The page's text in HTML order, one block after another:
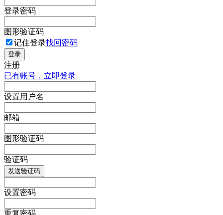
登录密码
图形验证码
记住登录找回密码
登录
注册
已有账号，立即登录
设置用户名
邮箱
图形验证码
验证码
发送验证码
设置密码
重复密码